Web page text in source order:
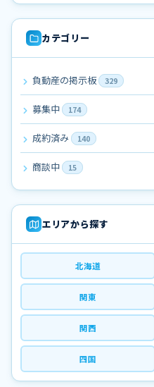
カテゴリー
負動産の掲示板 329
募集中 174
成約済み 140
商談中 15
エリアから探す
北海道
関東
関西
四国